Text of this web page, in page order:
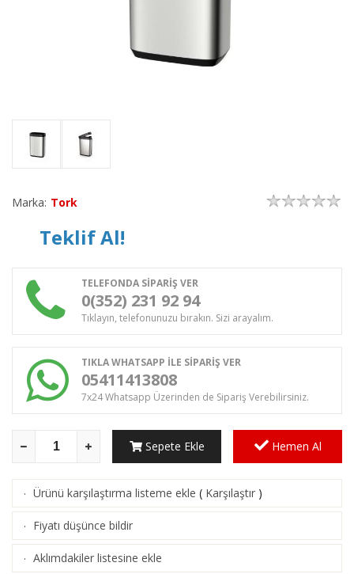
Marka: Tork
Teklif Al!
TELEFONDA SİPARİŞ VER
0(352) 231 92 94
Tıklayın, telefonunuzu bırakın. Sizi arayalım.
TIKLA WHATSAPP İLE SİPARİŞ VER
05411413808
7x24 Whatsapp Üzerinden de Sipariş Verebilirsiniz.
Sepete Ekle Hemen Al
· Ürünü karşılaştırma listeme ekle ( Karşılaştır )
· Fiyatı düşünce bildir
· Aklımdakiler listesine ekle